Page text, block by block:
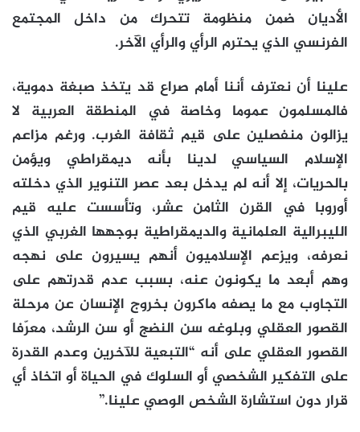
الأديان ضمن منظومة تتحرك من داخل المجتمع
الفرنسي الذي يحترم الرأي والرأي الآخر.
علينا أن نعترف أننا أمام صراع قد يتخذ صبغة دموية،
فالمسلمون عموما وخاصة في المنطقة العربية لا
يزالون منفصلين على قيم ثقافة الغرب. ورغم مزاعم
الإسلام السياسي لدينا بأنه ديمقراطي ويؤمن
بالحريات، إلا أنه لم يدخل بعد عصر التنوير الذي دخلته
أوروبا في القرن الثامن عشر، وتأسست عليه قيم
الليبرالية العلمانية والديمقراطية بوجهها الغربي الذي
نعرفه، ويزعم الإسلاميون أنهم يسيرون على نهجه
وهم أبعد ما يكونون عنه، بسبب عدم قدرتهم على
التجاوب مع ما يصفه ماكرون بخروج الإنسان عن مرحلة
القصور العقلي وبلوغه سن النضج أو سن الرشد، معرّفا
القصور العقلي على أنه “التبعية للآخرين وعدم القدرة
على التفكير الشخصي أو السلوك في الحياة أو اتخاذ أي
قرار دون استشارة الشخص الوصي علينا.”